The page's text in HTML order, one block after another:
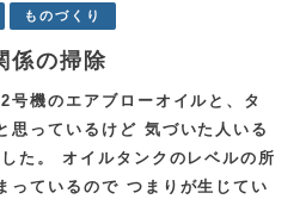
ものづくり
係の掃除
号機のエアブローオイルと、タ
思っているけど 気づいた人いる
た。 オイルタンクのレベルの所
っているので つまりが生じてい